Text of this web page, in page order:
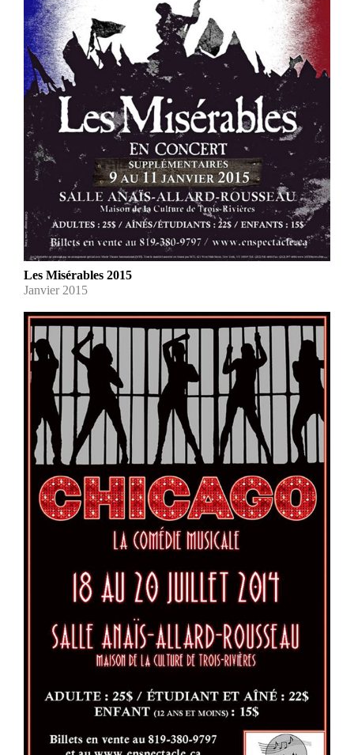
Les Misérables 2015
Janvier 2015